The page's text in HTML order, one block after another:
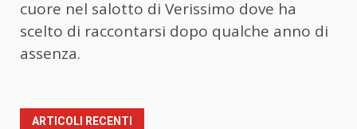
cuore nel salotto di Verissimo dove ha
scelto di raccontarsi dopo qualche anno di
assenza.
ARTICOLI RECENTI